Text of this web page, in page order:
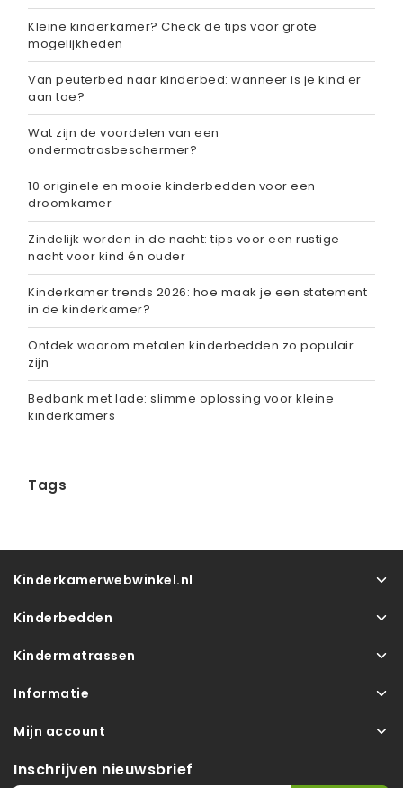
Kleine kinderkamer? Check de tips voor grote
mogelijkheden
Van peuterbed naar kinderbed: wanneer is je kind er
aan toe?
Wat zijn de voordelen van een
ondermatrasbeschermer?
10 originele en mooie kinderbedden voor een
droomkamer
Zindelijk worden in de nacht: tips voor een rustige
nacht voor kind én ouder
Kinderkamer trends 2026: hoe maak je een statement
in de kinderkamer?
Ontdek waarom metalen kinderbedden zo populair
zijn
Bedbank met lade: slimme oplossing voor kleine
kinderkamers
Tags
Kinderkamerwebwinkel.nl
Kinderbedden
Kindermatrassen
Informatie
Mijn account
Inschrijven nieuwsbrief